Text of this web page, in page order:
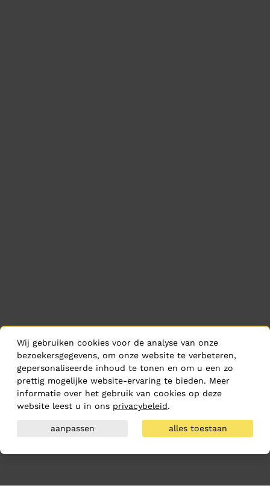
Wij gebruiken cookies voor de analyse van onze
bezoekersgegevens, om onze website te verbeteren,
gepersonaliseerde inhoud te tonen en om u een zo
prettig mogelijke website-ervaring te bieden. Meer
informatie over het gebruik van cookies op deze
website leest u in ons privacybeleid.
aanpassen alles toestaan